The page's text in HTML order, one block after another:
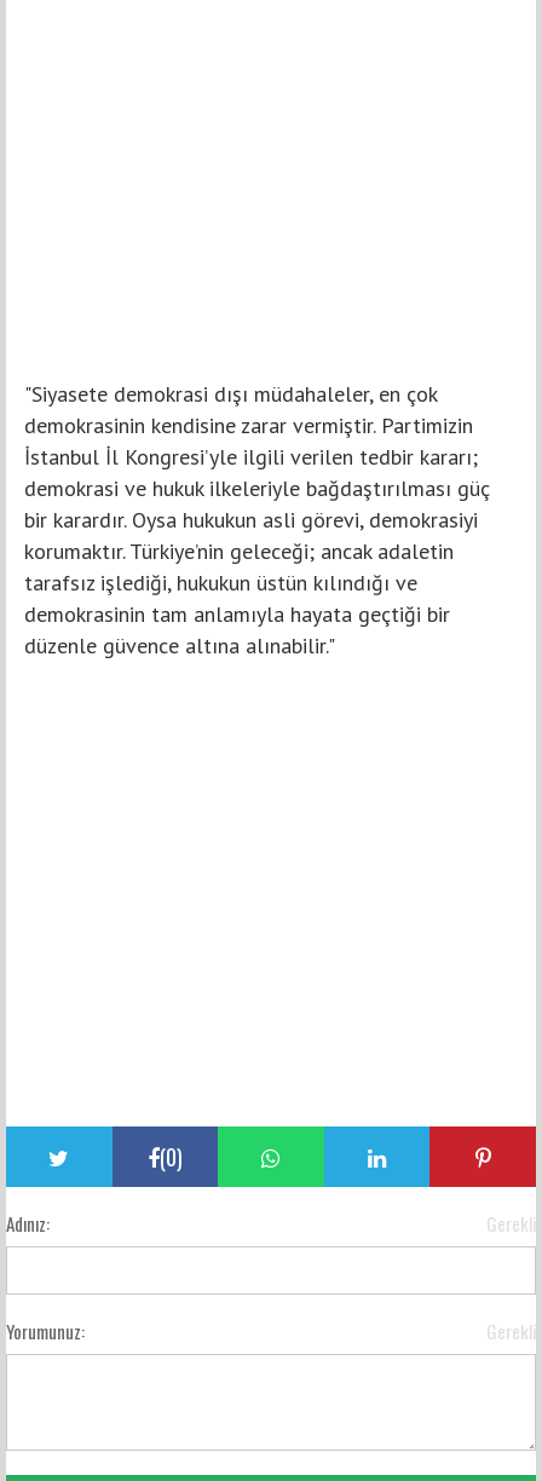
"Siyasete demokrasi dışı müdahaleler, en çok
demokrasinin kendisine zarar vermiştir. Partimizin
İstanbul İl Kongresi’yle ilgili verilen tedbir kararı;
demokrasi ve hukuk ilkeleriyle bağdaştırılması güç
bir karardır. Oysa hukukun asli görevi, demokrasiyi
korumaktır. Türkiye’nin geleceği; ancak adaletin
tarafsız işlediği, hukukun üstün kılındığı ve
demokrasinin tam anlamıyla hayata geçtiği bir
düzenle güvence altına alınabilir."
(0)
Adınız: Gerekli
Yorumunuz: Gerekli